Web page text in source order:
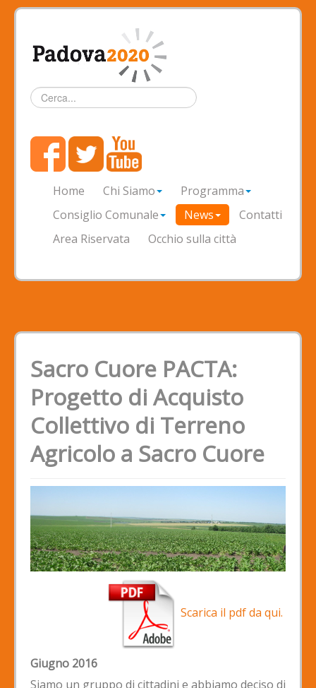
Cerca...
Home Chi Siamo
Programma
Consiglio Comunale
News
Contatti
Area Riservata
Occhio sulla città
Sacro Cuore PACTA:
Progetto di Acquisto
Collettivo di Terreno
Agricolo a Sacro Cuore
Scarica il pdf da qui.
Giugno 2016
Siamo un gruppo di cittadini e abbiamo deciso di